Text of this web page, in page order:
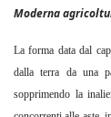
Moderna
La forma data dal
dalla terra da una
sopprimendo la